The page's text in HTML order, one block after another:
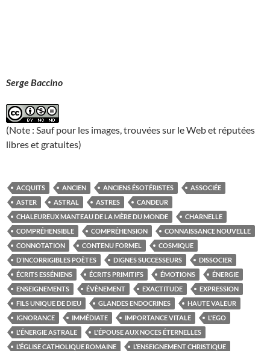
Serge Baccino
(Note : Sauf pour les images, trouvées sur le Web et réputées
libres et gratuites)
ACQUITS ANCIEN ANCIENS ÉSOTÉRISTES
ASSOCIÉE
ASTER
ASTRAL ASTRES
CANDEUR
CHALEUREUX MANTEAU DE LA MÈRE DU MONDE
CHARNELLE
COMPRÉHENSIBLE
COMPRÉHENSION
CONNAISSANCE NOUVELLE
CONNOTATION
CONTENU FORMEL
COSMIQUE
D’INCORRIGIBLES POÈTES
DIGNES SUCCESSEURS
DISSOCIER
ÉCRITS ESSÉNIENS
ÉCRITS PRIMITIFS ÉMOTIONS
ÉNERGIE
ENSEIGNEMENTS
ÉVÈNEMENT EXACTITUDE
EXPRESSION
FILS UNIQUE DE DIEU
GLANDES ENDOCRINES
HAUTE VALEUR
IGNORANCE
IMMÉDIATE IMPORTANCE VITALE
L'EGO
L'ÉNERGIE ASTRALE
L'ÉPOUSE AUX NOCES ÉTERNELLES
L’ÉGLISE CATHOLIQUE ROMAINE
L’ENSEIGNEMENT CHRISTIQUE